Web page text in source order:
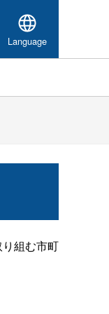
Language
組む市町